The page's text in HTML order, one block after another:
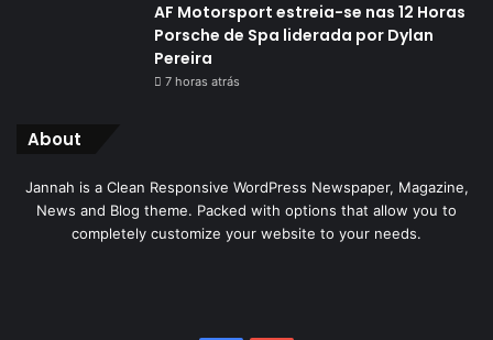
AF Motorsport estreia-se nas 12 Horas
Porsche de Spa liderada por Dylan
Pereira
7 horas atrás
About
Jannah is a Clean Responsive WordPress Newspaper, Magazine,
News and Blog theme. Packed with options that allow you to
completely customize your website to your needs.